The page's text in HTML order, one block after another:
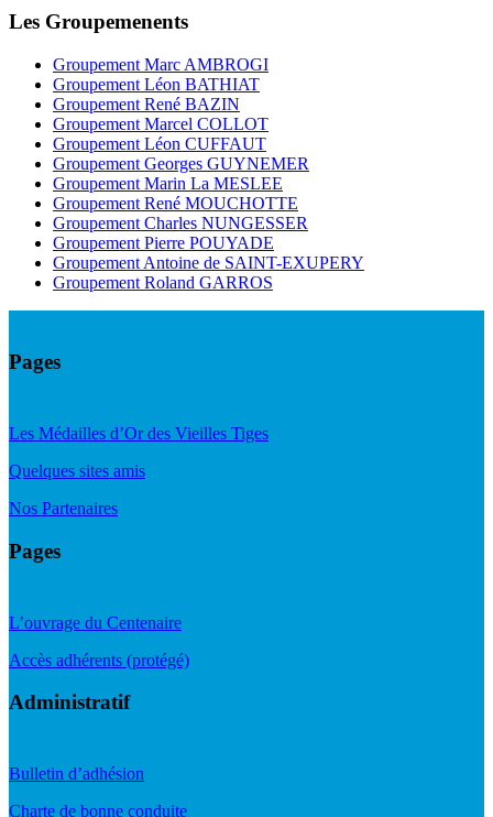
Les Groupemenents
Groupement Marc AMBROGI
Groupement Léon BATHIAT
Groupement René BAZIN
Groupement Marcel COLLOT
Groupement Léon CUFFAUT
Groupement Georges GUYNEMER
Groupement Marin La MESLEE
Groupement René MOUCHOTTE
Groupement Charles NUNGESSER
Groupement Pierre POUYADE
Groupement Antoine de SAINT-EXUPERY
Groupement Roland GARROS
Pages
Les Médailles d’Or des Vieilles Tiges
Quelques sites amis
Nos Partenaires
Pages
L’ouvrage du Centenaire
Accès adhérents (protégé)
Administratif
Bulletin d’adhésion
Charte de bonne conduite